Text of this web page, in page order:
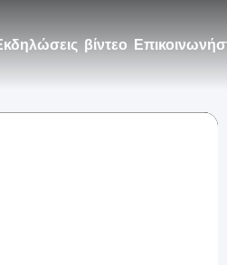
βίντεο